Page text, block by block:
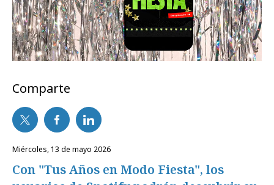
Comparte
miércoles, 13 de mayo 2026
Con "Tus Años en Modo Fiesta", los